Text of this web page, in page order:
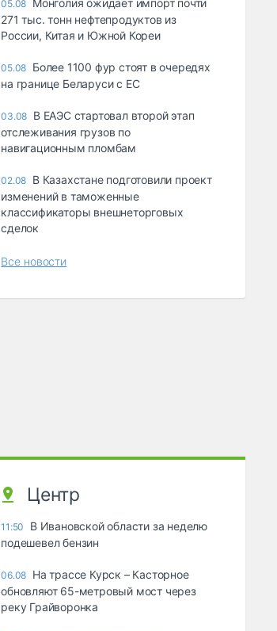
05.08 Монголия ожидает импорт почти
271 тыс. тонн нефтепродуктов из
России, Китая и Южной Кореи
05.08 Более 1100 фур стоят в очередях
на границе Беларуси с ЕС
03.08 В ЕАЭС стартовал второй этап
отслеживания грузов по
навигационным пломбам
02.08 В Казахстане подготовили проект
изменений в таможенные
классификаторы внешнеторговых
сделок
Все новости
Центр
11:50
В Ивановской области за неделю
подешевел бензин
06.08 На трассе Курск – Касторное
обновляют 65-метровый мост через
реку Грайворонка